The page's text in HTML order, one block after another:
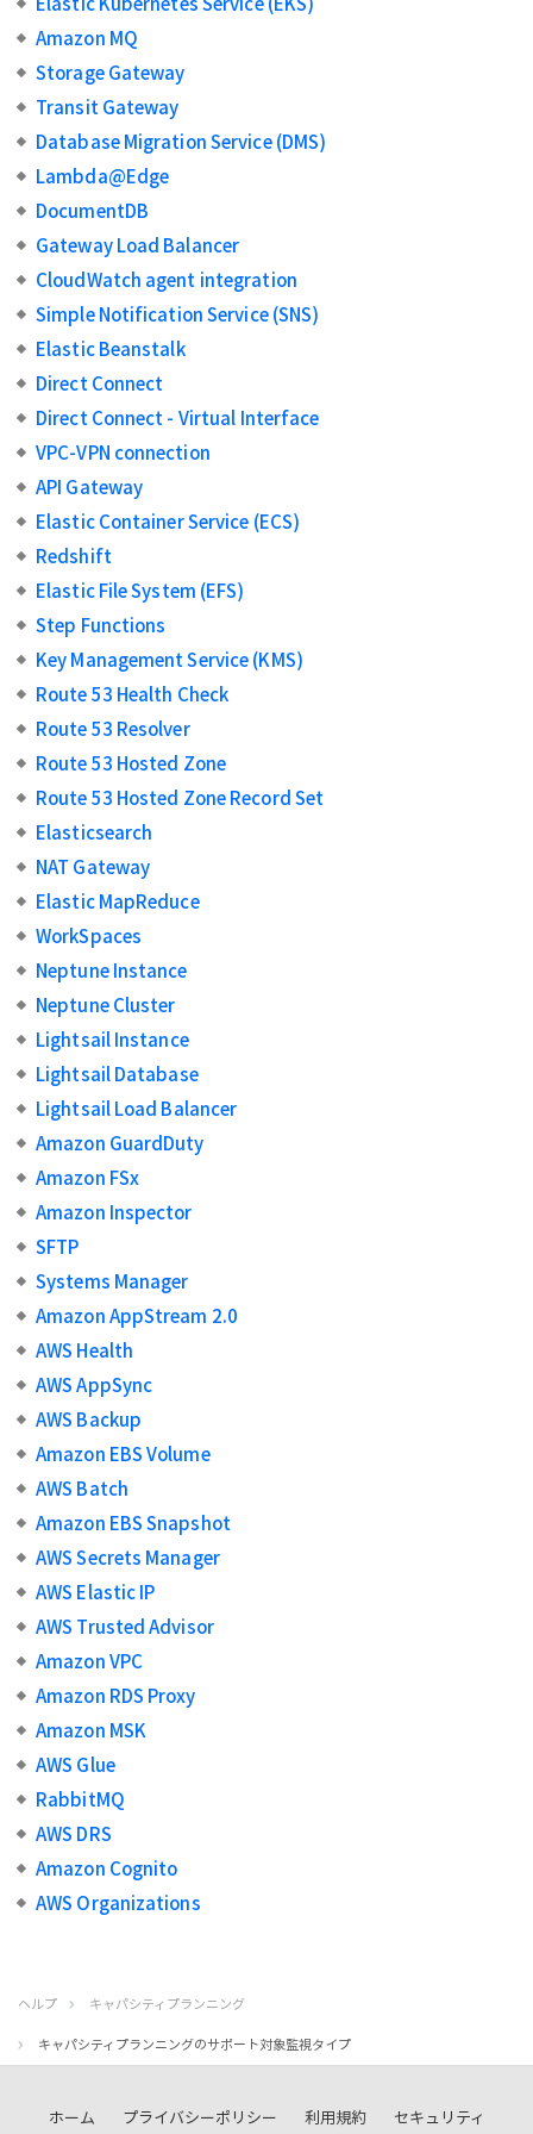
Amazon MQ
Storage Gateway
Transit Gateway
Database Migration Service (DMS)
Lambda@Edge
DocumentDB
Gateway Load Balancer
CloudWatch agent integration
Simple Notification Service (SNS)
Elastic Beanstalk
Direct Connect
Direct Connect - Virtual Interface
VPC-VPN connection
API Gateway
Elastic Container Service (ECS)
Redshift
Elastic File System (EFS)
Step Functions
Key Management Service (KMS)
Route 53 Health Check
Route 53 Resolver
Route 53 Hosted Zone
Route 53 Hosted Zone Record Set
Elasticsearch
NAT Gateway
Elastic MapReduce
WorkSpaces
Neptune Instance
Neptune Cluster
Lightsail Instance
Lightsail Database
Lightsail Load Balancer
Amazon GuardDuty
Amazon FSx
Amazon Inspector
SFTP
Systems Manager
Amazon AppStream 2.0
AWS Health
AWS AppSync
AWS Backup
Amazon EBS Volume
AWS Batch
Amazon EBS Snapshot
AWS Secrets Manager
AWS Elastic IP
AWS Trusted Advisor
Amazon VPC
Amazon RDS Proxy
Amazon MSK
AWS Glue
RabbitMQ
AWS DRS
Amazon Cognito
AWS Organizations
ヘルプ
キャパシティプランニング
キャパシティプランニングのサポート対象監視タイプ
ホーム プライバシーポリシー 利用規約 セキュリティ